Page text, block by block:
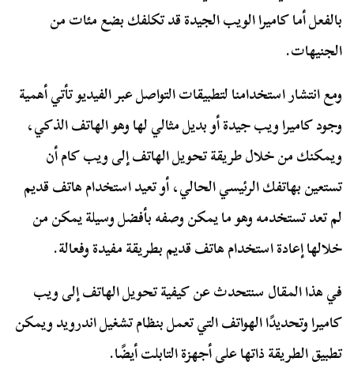
بالفعل أما كاميرا الويب الجيدة قد تكلفك بضع مئات من
الجنيهات.
ومع انتشار استخدامنا لتطبيقات التواصل عبر الفيديو تأتي أهمية
وجود كاميرا ويب جيدة أو بديل مثالي لها وهو الهاتف الذكي،
ويمكنك من خلال طريقة تحويل الهاتف إلى ويب كام أن
تستعين بهاتفك الرئيسي الحالي، أو تعيد استخدام هاتف قديم
لم تعد تستخدمه وهو ما يمكن وصفه بأفضل وسيلة يمكن من
خلالها إعادة استخدام هاتف قديم بطريقة مفيدة وفعالة.
في هذا المقال سنتحدث عن كيفية تحويل الهاتف إلى ويب
كاميرا وتحديدًا الهواتف التي تعمل بنظام تشغيل اندرويد ويمكن
تطبيق الطريقة ذاتها على أجهزة التابلت أيضًا.